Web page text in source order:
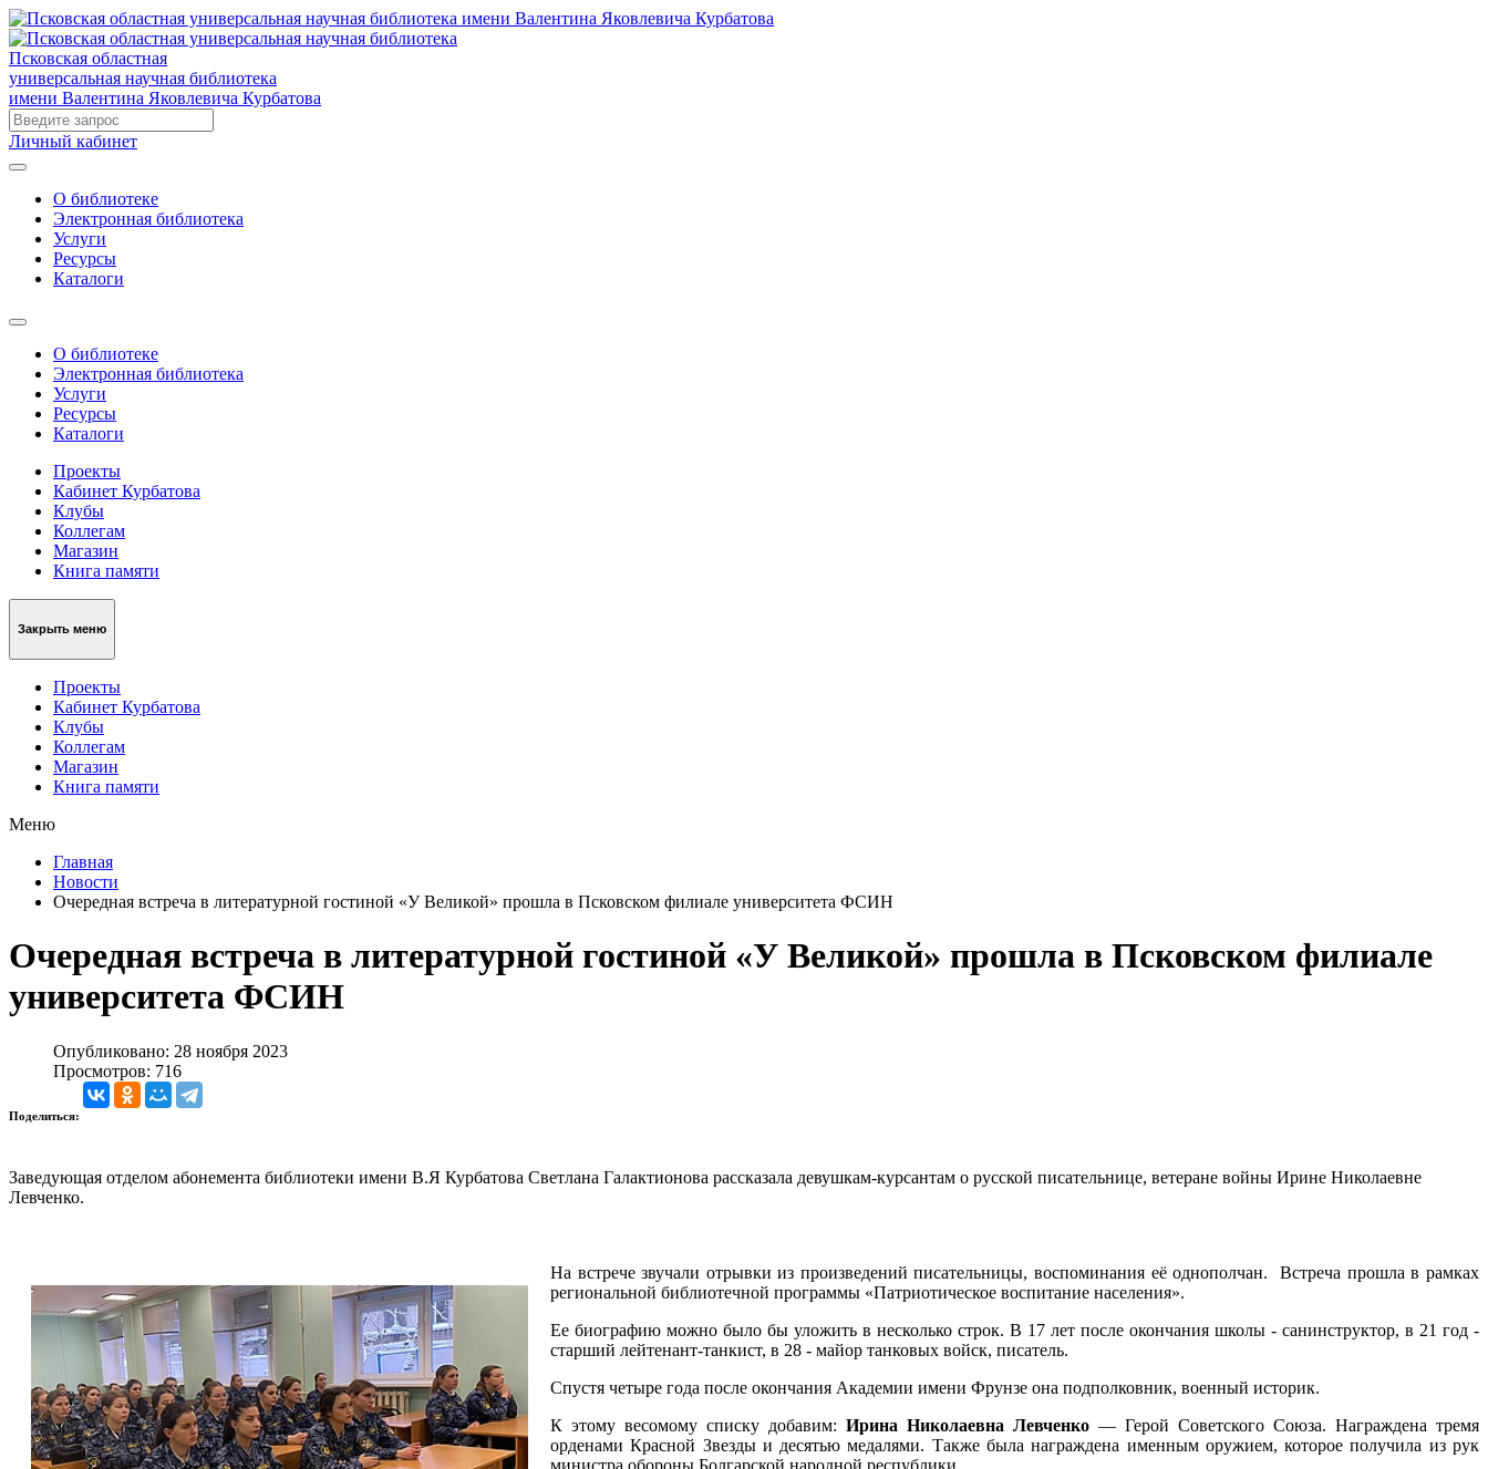
Псковская областная
универсальная научная библиотека
имени Валентина Яковлевича Курбатова
Личный кабинет
О библиотеке
Электронная библиотека
Услуги
Ресурсы
Каталоги
О библиотеке
Электронная библиотека
Услуги
Ресурсы
Каталоги
Проекты
Кабинет Курбатова
Клубы
Коллегам
Магазин
Книга памяти
Закрыть меню
Проекты
Кабинет Курбатова
Клубы
Коллегам
Магазин
Книга памяти
Меню
Главная
Новости
Очередная встреча в литературной гостиной «У Великой» прошла в Псковском филиале университета ФСИН
Очередная встреча в литературной гостиной «У Великой» прошла в Псковском филиале
университета ФСИН
Опубликовано: 28 ноября 2023
Просмотров: 716
Поделиться:
Заведующая отделом абонемента библиотеки имени В.Я Курбатова Светлана Галактионова рассказала девушкам-курсантам о русской писательнице, ветеране войны Ирине Николаевне
Левченко.
На встрече звучали отрывки из произведений писательницы, воспоминания её однополчан. Встреча прошла в рамках
региональной библиотечной программы «Патриотическое воспитание населения».
Ее биографию можно было бы уложить в несколько строк. В 17 лет после окончания школы - санинструктор, в 21 год -
старший лейтенант-танкист, в 28 - майор танковых войск, писатель.
Спустя четыре года после окончания Академии имени Фрунзе она подполковник, военный историк.
К этому весомому списку добавим: Ирина Николаевна Левченко — Герой Советского Союза. Награждена тремя
орденами Красной Звезды и десятью медалями. Также была награждена именным оружием, которое получила из рук
министра обороны Болгарской народной республики.